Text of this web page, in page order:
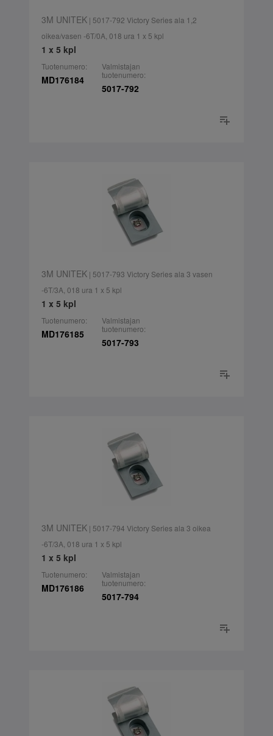
3M UNITEK| 5017-792 Victory Series ala 1,2
oikea/vasen -6T/0A, 018 ura 1 x 5 kpl
1 x 5 kpl
Tuotenumero:
MD176184
Valmistajan
tuotenumero:
5017-792
3M UNITEK| 5017-793 Victory Series ala 3 vasen
-6T/3A, 018 ura 1 x 5 kpl
1 x 5 kpl
Tuotenumero:
MD176185
Valmistajan
tuotenumero:
5017-793
3M UNITEK| 5017-794 Victory Series ala 3 oikea
-6T/3A, 018 ura 1 x 5 kpl
1 x 5 kpl
Tuotenumero:
MD176186
Valmistajan
tuotenumero:
5017-794